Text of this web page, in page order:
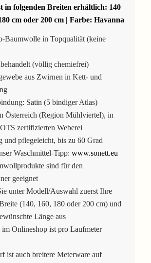
in folgenden Breiten erhältlich: 140
cm oder 200 cm | Farbe: Havanna
Baumwolle in Topqualität (keine
(völlig chemiefrei)
aus Zwirnen in Kett- und
Satin (5 bindiger Atlas)
Österreich (Region Mühlviertel), in
zertifizierten Weberei
und pflegeleicht, bis zu 60 Grad
Waschmittel-Tipp: www.sonett.eu
sind für den
geeignet
unter Modell/Auswahl zuerst Ihre
(140, 160, 180 oder 200 cm) und
Länge aus
im Onlineshop ist pro Laufmeter
ist auch breitere Meterware auf